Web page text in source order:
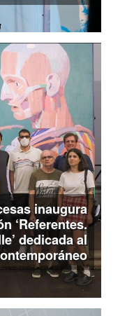
inaugura
‘Referentes.
dedicada al